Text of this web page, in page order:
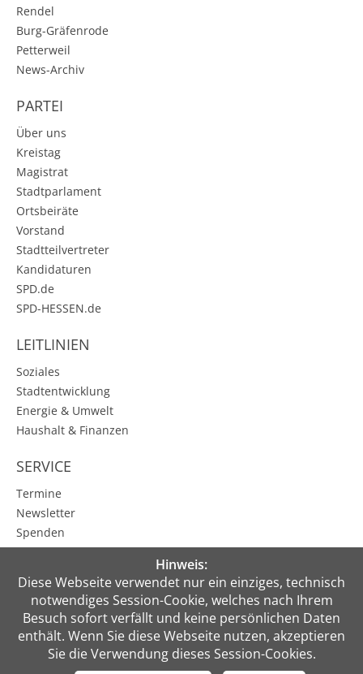
Hinweis:
Diese Webseite verwendet nur ein einziges, technisch
notwendiges Session-Cookie, welches nach Ihrem
Besuch sofort verfällt und keine persönlichen Daten
enthält. Wenn Sie diese Webseite nutzen, akzeptieren
Sie die Verwendung dieses Session-Cookies.
Rendel
Burg-Gräfenrode
Petterweil
News-Archiv
PARTEI
Über uns
Kreistag
Magistrat
Stadtparlament
Ortsbeiräte
Vorstand
Stadtteilvertreter
Kandidaturen
SPD.de
SPD-HESSEN.de
LEITLINIEN
Soziales
Stadtentwicklung
Energie & Umwelt
Haushalt & Finanzen
SERVICE
Termine
Newsletter
Spenden
Karbener Spiegel
PRESSE
MEIN BEREICH